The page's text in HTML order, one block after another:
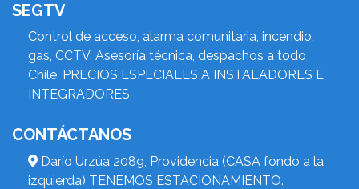
SEGTV
Control de acceso, alarma comunitaria, incendio,
gas, CCTV. Asesoría técnica, despachos a todo
Chile. PRECIOS ESPECIALES A INSTALADORES E
INTEGRADORES
CONTÁCTANOS
Darío Urzúa 2089, Providencia (CASA fondo a la
izquierda) TENEMOS ESTACIONAMIENTO.